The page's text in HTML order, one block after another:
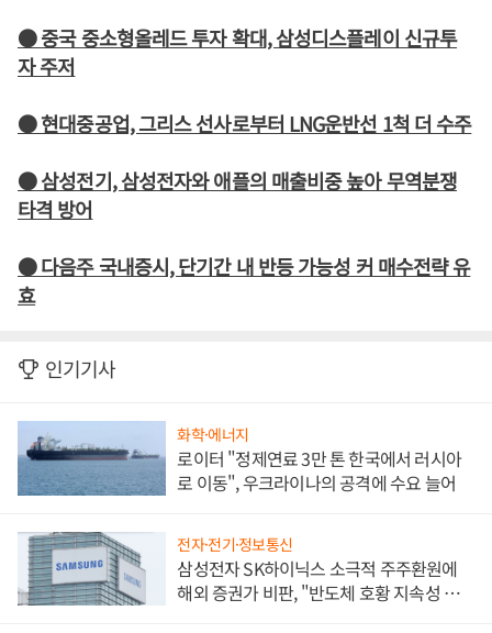
● 중국 중소형올레드 투자 확대, 삼성디스플레이 신규투
자 주저
● 현대중공업, 그리스 선사로부터 LNG운반선 1척 더 수주
● 삼성전기, 삼성전자와 애플의 매출비중 높아 무역분쟁
타격 방어
● 다음주 국내증시, 단기간 내 반등 가능성 커 매수전략 유
효
인기기사
화학·에너지
로이터 "정제연료 3만 톤 한국에서 러시아
로 이동", 우크라이나의 공격에 수요 늘어
전자·전기·정보통신
삼성전자 SK하이닉스 소극적 주주환원에
해외 증권가 비판, "반도체 호황 지속성 의